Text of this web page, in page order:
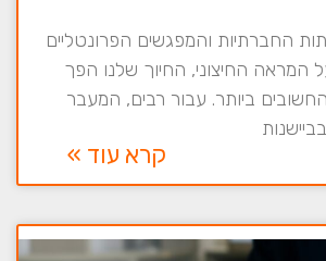
החברתיות והמפגשים הפרונטליים
המראה החיצוני, החיוך שלנו הפך
ביותר. עבור רבים, המעבר
קרא עוד »